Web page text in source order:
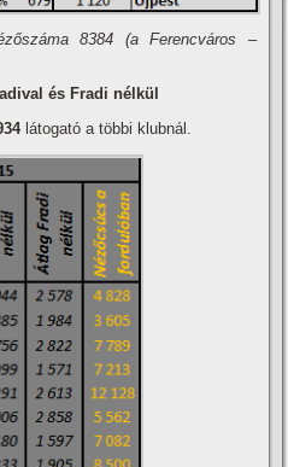
8384 (a Ferencváros –
és Fradi nélkül
látogató a többi klubnál.